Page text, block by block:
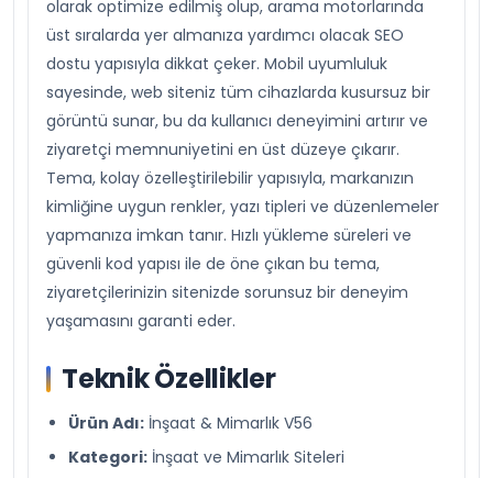
olarak optimize edilmiş olup, arama motorlarında
üst sıralarda yer almanıza yardımcı olacak SEO
dostu yapısıyla dikkat çeker. Mobil uyumluluk
sayesinde, web siteniz tüm cihazlarda kusursuz bir
görüntü sunar, bu da kullanıcı deneyimini artırır ve
ziyaretçi memnuniyetini en üst düzeye çıkarır.
Tema, kolay özelleştirilebilir yapısıyla, markanızın
kimliğine uygun renkler, yazı tipleri ve düzenlemeler
yapmanıza imkan tanır. Hızlı yükleme süreleri ve
güvenli kod yapısı ile de öne çıkan bu tema,
ziyaretçilerinizin sitenizde sorunsuz bir deneyim
yaşamasını garanti eder.
Teknik Özellikler
Ürün Adı: İnşaat & Mimarlık V56
Kategori: İnşaat ve Mimarlık Siteleri